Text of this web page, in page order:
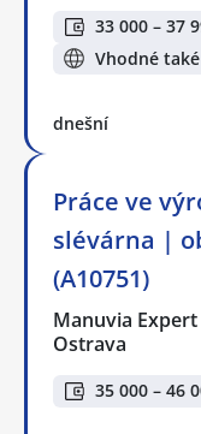
33 000 – 37
Vhodné
dnešní
Práce ve
slévárna |
(A10751)
Manuvia
Ostrava
35 000 – 46